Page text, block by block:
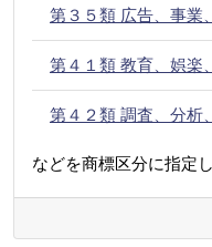
第３５類 広告、事業
第４１類 教育、娯楽
第４２類 調査、分析
などを商標区分に指定